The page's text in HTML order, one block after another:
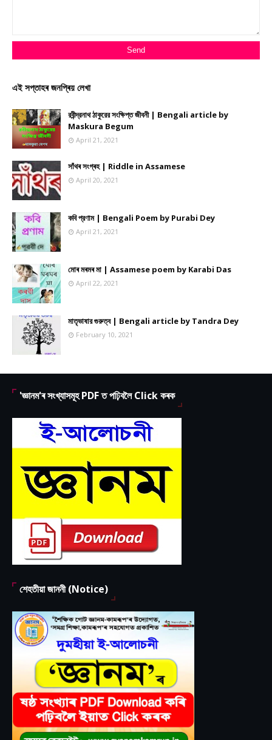
এই সপ্তাহৰ জনপ্ৰিয় লেখা
রবীন্দ্রনাথ ঠাকুরের সংক্ষিপ্ত জীবনী | Bengali article by
Maskura Begum
April 21, 2021
সাঁথৰ সংগ্ৰহ | Riddle in Assamese
April 20, 2021
কবি প্রণাম | Bengali Poem by Purabi Dey
April 21, 2021
মোৰ মৰমৰ মা | Assamese poem by Karabi Das
April 22, 2021
মাতৃভাষার গুরুত্ব | Bengali article by Tandra Dey
February 10, 2021
'জ্ঞানম'ৰ সংখ্যাসমূহ PDF ত পঢ়িবলৈ Click কৰক
শেহতীয়া জাননী (Notice)